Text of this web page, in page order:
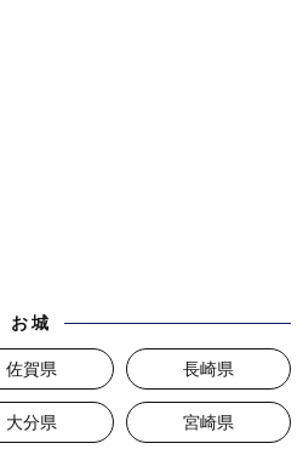
お城
佐賀県 長崎県
大分県 宮崎県